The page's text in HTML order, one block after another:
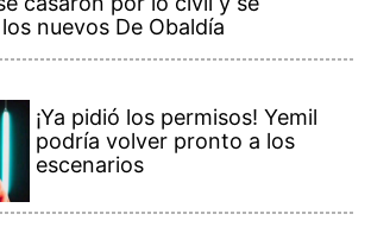
nuevos De Obaldía
¡Ya pidió los permisos! Yemil
podría volver pronto a los
escenarios